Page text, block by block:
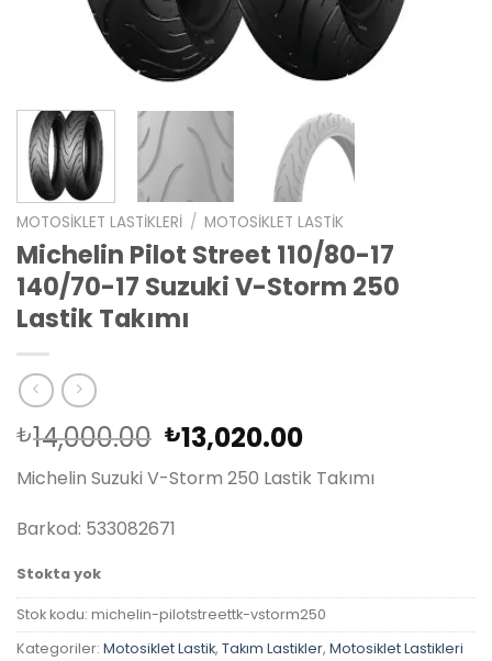
MOTOSIKLET LASTIKLERI / MOTOSIKLET LASTIK
Michelin Pilot Street 110/80-17
140/70-17 Suzuki V-Storm 250
Lastik Takımı
₺14,000.00 Orijinal
fiyat:
₺14,000.00.
₺13,020.00Şu
andaki
fiyat:
Michelin Suzuki V-Storm 250 Lastik Takımı
Barkod: 533082671
Stokta yok
Stok kodu: michelin-pilotstreettk-vstorm250
Kategoriler: Motosiklet Lastik, Takım Lastikler, Motosiklet Lastikleri